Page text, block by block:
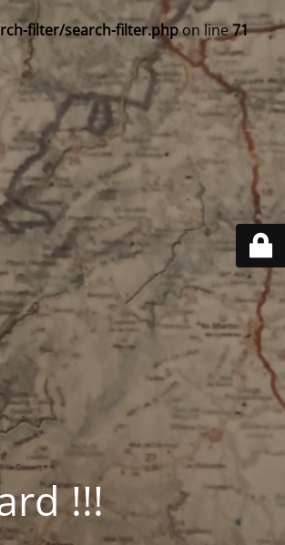
filter/search-filter.phpon line71
!!!